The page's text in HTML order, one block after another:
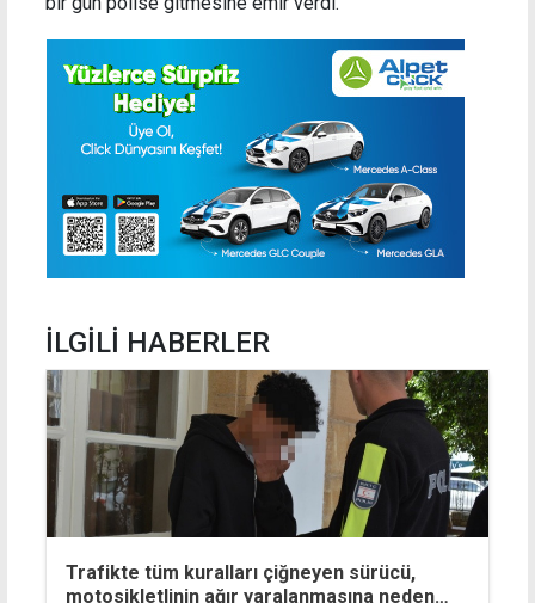
İLGİLİ HABERLER
Trafikte tüm kuralları çiğneyen sürücü,
motosikletlinin ağır yaralanmasına neden